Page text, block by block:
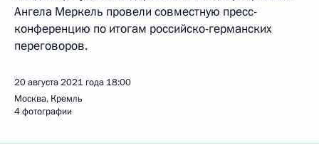
Ангела Меркель провели совместную пресс-
конференцию по итогам российско-германских
переговоров.
20 августа 2021 года 18:00
Москва, Кремль
4 фотографии